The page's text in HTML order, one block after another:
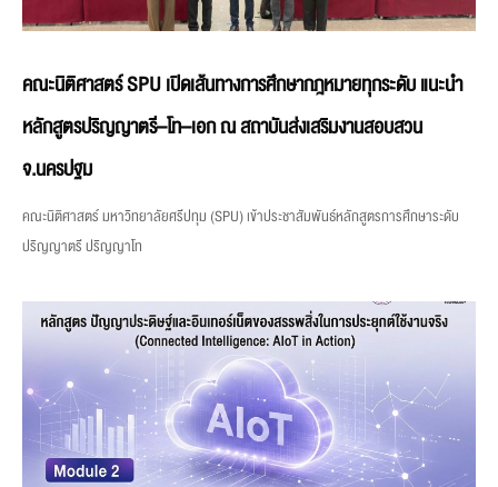
คณะนิติศาสตร์ SPU เปิดเส้นทางการศึกษากฎหมายทุกระดับ แนะนำ
หลักสูตรปริญญาตรี–โท–เอก ณ สถาบันส่งเสริมงานสอบสวน
จ.นครปฐม
คณะนิติศาสตร์ มหาวิทยาลัยศรีปทุม (SPU) เข้าประชาสัมพันธ์หลักสูตรการศึกษาระดับ
ปริญญาตรี ปริญญาโท